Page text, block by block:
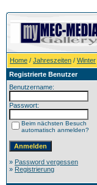
Home / Jahreszeiten / Winter
Registrierte Benutzer
Benutzername:
Passwort:
Beim nächsten Besuch
automatisch anmelden?
» Password vergessen
» Registrierung